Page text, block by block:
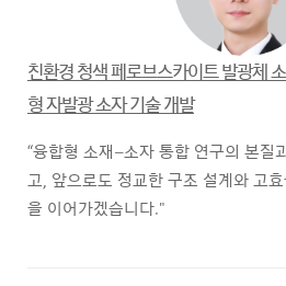
친환경 청색 페로브스카이트 발광체
형 자발광 소자 기술 개발
“융합형 소재–소자 통합 연구의 본질
고, 앞으로도 정교한 구조 설계와 고
을 이어가겠습니다."